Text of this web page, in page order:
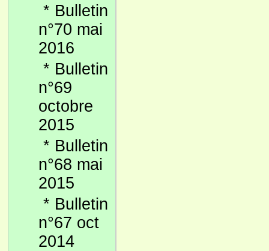
* Bulletin
n°70 mai
2016
* Bulletin
n°69
octobre
2015
* Bulletin
n°68 mai
2015
* Bulletin
n°67 oct
2014